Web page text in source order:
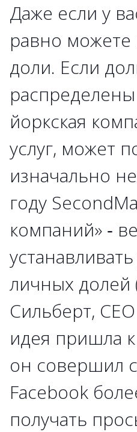
Даже если у
равно можете
доли. Если
йоркская
услуг, может
изначально
году
компаний» ‑
личных долей
Сильберт,
идея пришла
он совершил
Facebook
получать